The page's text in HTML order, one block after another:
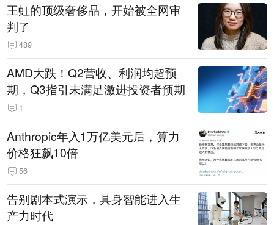
王虹的顶级奢侈品，开始被全网审
判了
489
AMD大跌！Q2营收、利润均超预
期，Q3指引未满足激进投资者预期
1
Anthropic年入1万亿美元后，算力
价格狂飙10倍
56
告别剧本式演示，具身智能进入生
产力时代